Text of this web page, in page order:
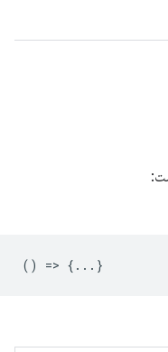
() => {...}